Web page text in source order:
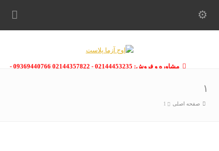
مشاوره و فروش: 02144453235 - 02144357822 09369440766 -
۱
صفحه اصلی 1